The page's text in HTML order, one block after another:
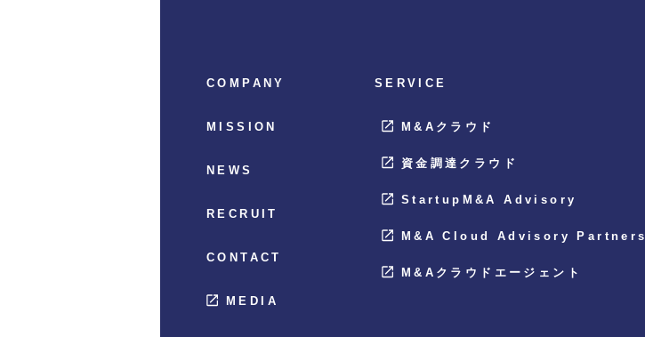
COMPANY
MISSION
NEWS
RECRUIT
CONTACT
MEDIA
SERVICE
M&Aクラウド
資金調達クラウド
StartupM&A Advisory
M&A Cloud Advisory Partners
M&Aクラウドエージェント